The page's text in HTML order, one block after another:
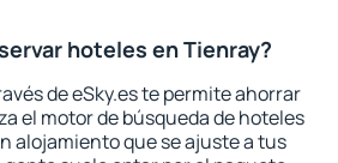
hoteles en Tienray?
de eSky.es te permite ahorrar
el motor de búsqueda de hoteles
alojamiento que se ajuste a tus